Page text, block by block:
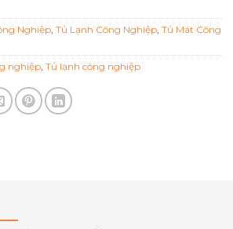
Nghiệp, Tủ Lạnh Công Nghiệp, Tủ Mát Công
nghiệp, Tủ lạnh công nghiệp